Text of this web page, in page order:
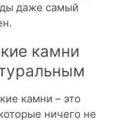
даже самый
камни
камни – это
ничего не